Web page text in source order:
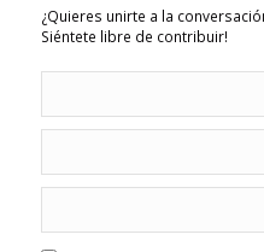
¿Quieres unirte a la
Siéntete libre de contribuir!